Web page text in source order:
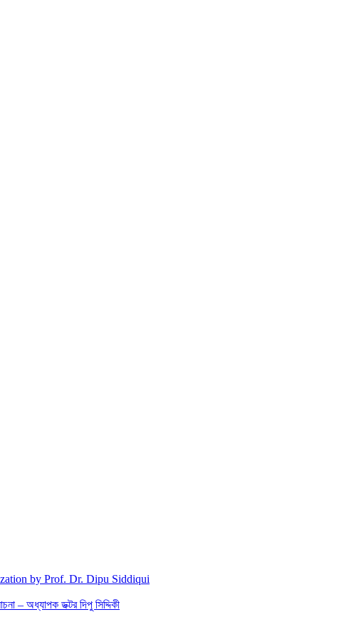
by Prof. Dr. Dipu Siddiqui
– অধ্যাপক ডক্টর দিপু সিদ্দিকী